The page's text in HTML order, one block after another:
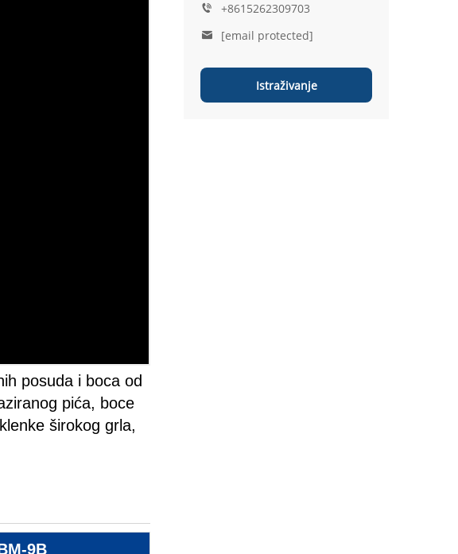
+8615262309703
[email protected]
Istraživanje
posuda i boca od
pića, boce
širokog grla,
9B